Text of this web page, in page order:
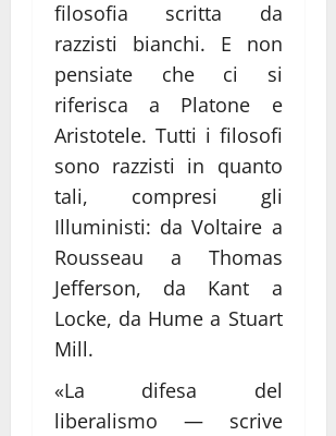
filosofia scritta da
razzisti bianchi. E non
pensiate che ci si
riferisca a Platone e
Aristotele. Tutti i filosofi
sono razzisti in quanto
tali, compresi gli
Illuministi: da Voltaire a
Rousseau a Thomas
Jefferson, da Kant a
Locke, da Hume a Stuart
Mill.
«La difesa del
liberalismo ― scrive